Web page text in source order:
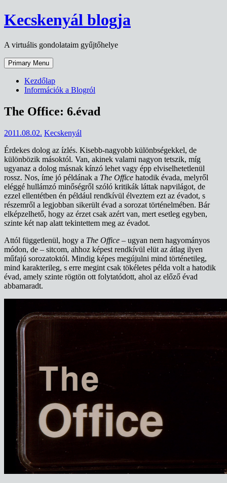
Skip
to
Kecskenyál blogja
A virtuális gondolataim gyűjtőhelye
Primary Menu
Kezdőlap
Információk a Blogról
The Office: 6.évad
2011.08.02. Kecskenyál
Érdekes dolog az ízlés. Kisebb-nagyobb különbségekkel, de
különbözik másoktól. Van, akinek valami nagyon tetszik, míg
ugyanaz a dolog másnak kínzó lehet vagy épp elviselhetetlenül
rossz. Nos, íme jó példának a The Office hatodik évada, melyről
eléggé hullámzó minőségről szóló kritikák láttak napvilágot, de
ezzel ellentétben én például rendkívül élveztem ezt az évadot, s
részemről a legjobban sikerült évad a sorozat történelmében. Bár
elképzelhető, hogy az érzet csak azért van, mert esetleg egyben,
szinte két nap alatt tekintettem meg az évadot.
Attól függetlenül, hogy a The Office – ugyan nem hagyományos
módon, de – sitcom, ahhoz képest rendkívül elüt az átlag ilyen
műfajú sorozatoktól. Mindig képes megújulni mind történetileg,
mind karakterileg, s erre megint csak tökéletes példa volt a hatodik
évad, amely szinte rögtön ott folytatódott, ahol az előző évad
abbamaradt.